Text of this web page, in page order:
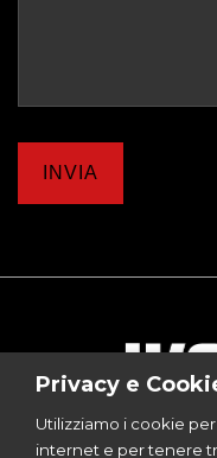
INVIA
Privacy e
Utilizziamo i cookie
internet e per tenere